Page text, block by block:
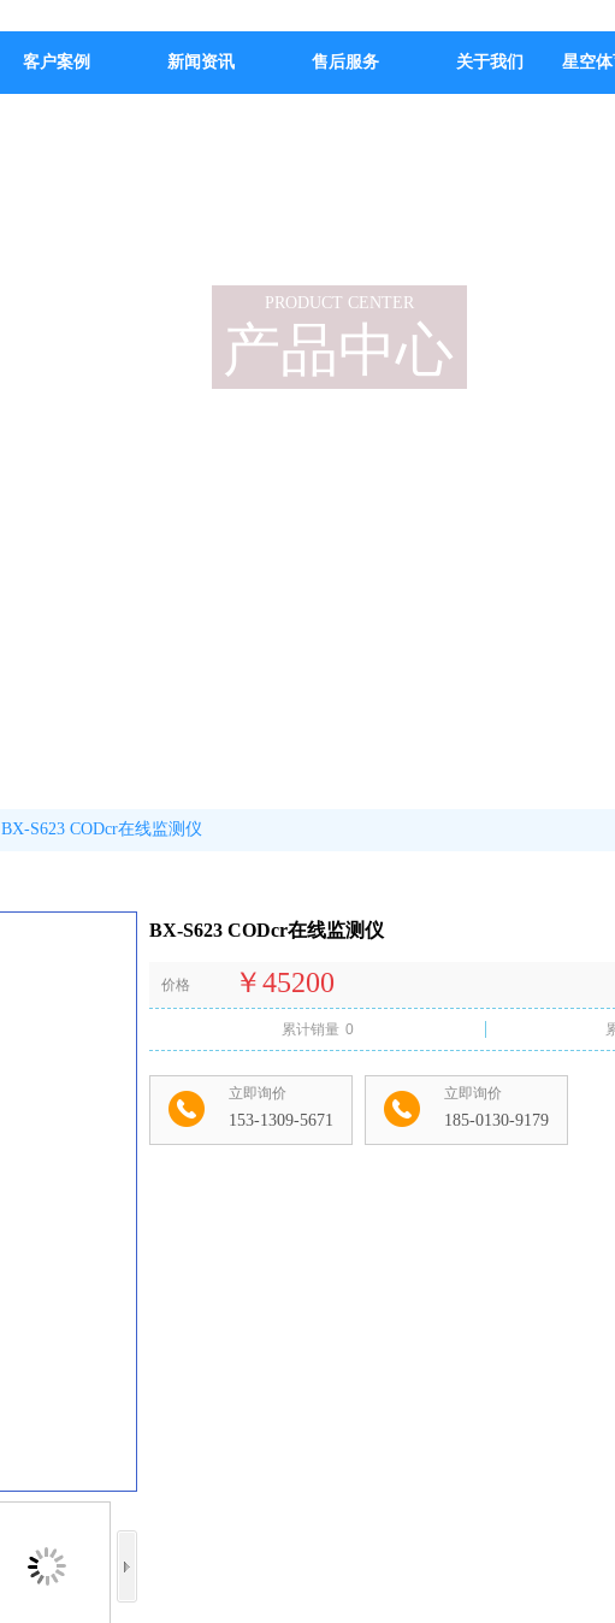
客户案例 新闻资讯 售后服务 关于我们 星空体
产品中心
PRODUCT CENTER
BX-S623 CODcr在线监测仪
BX-S623 CODcr在线监测仪
价格 ￥45200
累计销量 0
立即询价
153-1309-5671
立即询价
185-0130-9179